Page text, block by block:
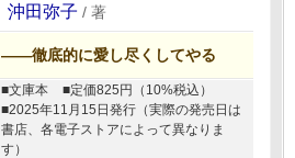
沖田弥子 / 著
――徹底的に愛し尽くしてやる
■文庫本
■定価825円（10%税込）
■2025年11月15日発行（実際の発売日は
書店、各電子ストアによって異なりま
す）